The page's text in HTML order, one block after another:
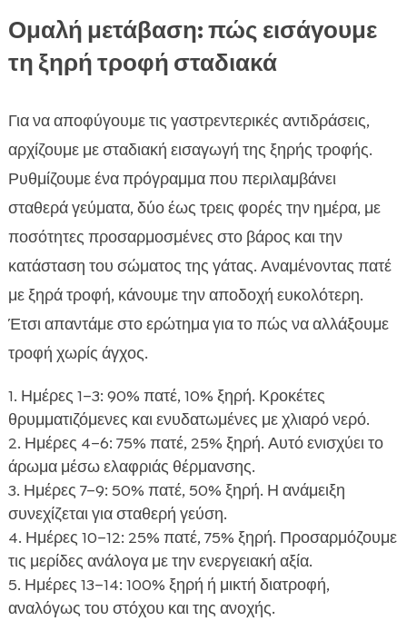
Ομαλή μετάβαση: πώς εισάγουμε
τη ξηρή τροφή σταδιακά
Για να αποφύγουμε τις γαστρεντερικές αντιδράσεις,
αρχίζουμε με σταδιακή εισαγωγή της ξηρής τροφής.
Ρυθμίζουμε ένα πρόγραμμα που περιλαμβάνει
σταθερά γεύματα, δύο έως τρεις φορές την ημέρα, με
ποσότητες προσαρμοσμένες στο βάρος και την
κατάσταση του σώματος της γάτας. Αναμένοντας πατέ
με ξηρά τροφή, κάνουμε την αποδοχή ευκολότερη.
Έτσι απαντάμε στο ερώτημα για το πώς να αλλάξουμε
τροφή χωρίς άγχος.
Ημέρες 1–3: 90% πατέ, 10% ξηρή. Κροκέτες
θρυμματιζόμενες και ενυδατωμένες με χλιαρό νερό.
Ημέρες 4–6: 75% πατέ, 25% ξηρή. Αυτό ενισχύει το
άρωμα μέσω ελαφριάς θέρμανσης.
Ημέρες 7–9: 50% πατέ, 50% ξηρή. Η ανάμειξη
συνεχίζεται για σταθερή γεύση.
Ημέρες 10–12: 25% πατέ, 75% ξηρή. Προσαρμόζουμε
τις μερίδες ανάλογα με την ενεργειακή αξία.
Ημέρες 13–14: 100% ξηρή ή μικτή διατροφή,
αναλόγως του στόχου και της ανοχής.